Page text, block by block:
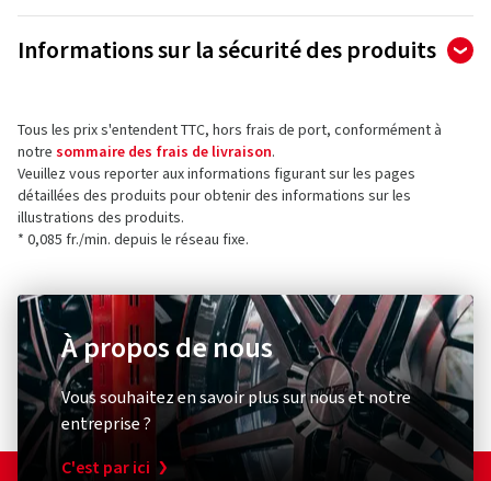
Aucune perte de kilométrage
Une surface de contact plus large pour une
meilleure adhérence
Meilleure adhérence sur toute la plage de
4,91 / 5 Étoiles
sur un total de 80 évaluations
qui ontcommandé et reçul'article.
5 étoiles
4 étoiles
3 étoiles
1 étoile (0)
Informations sur la sécurité des produits
Bridgestone EU NV/SA
Via del Fosso del Salceto 13/15
00128 Rome
Italie
le service client)
E-mail : market.surveillance@bridgestone.eu
Tous les prix s'entendent TTC, hors frais de port, conformément à
notre sommaire des frais de livraison.
Veuillez vous reporter aux informations figurant sur les pages
détaillées des produits pour obtenir des informations sur les
illustrations des produits.
* 0,085 fr./min. depuis le réseau fixe.
À propos de nous
Vous souhaitez en savoir plus sur nous et notre
entreprise ?
C'est par ici